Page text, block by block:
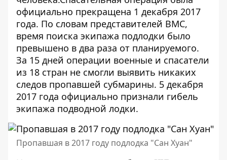
официально прекращена 1 декабря 2017
года. По словам представителей ВМС,
время поиска экипажа подлодки было
превышено в два раза от планируемого.
За 15 дней операции военные и спасатели
из 18 стран не смогли выявить никаких
следов пропавшей субмарины. 5 декабря
2017 года официально признали гибель
экипажа подводной лодки.
Пропавшая в 2017 году подлодка "Сан Хуан"